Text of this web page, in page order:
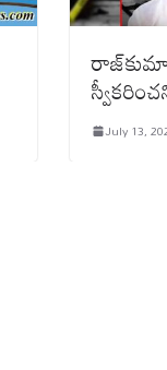
July 13,